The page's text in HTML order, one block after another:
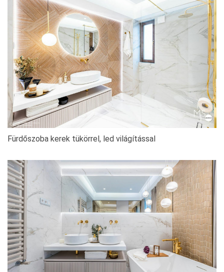
Fürdőszoba kerek tükörrel, led világítással